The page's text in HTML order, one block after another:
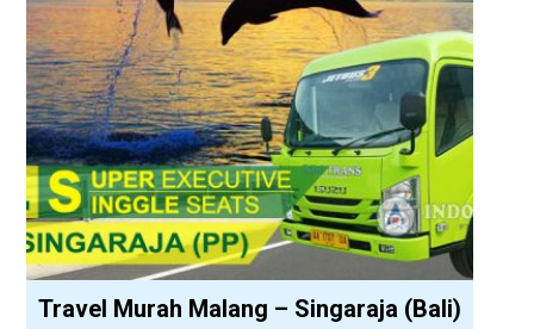
Travel Murah Malang – Singaraja (Bali)